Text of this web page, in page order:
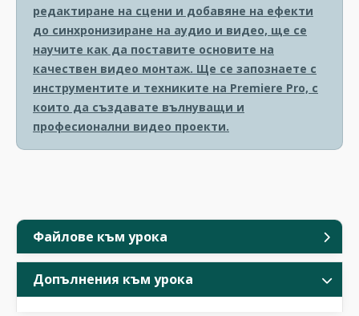
Файлове към урока
Допълнения към урока
редактиране на сцени и добавяне на ефекти
до синхронизиране на аудио и видео, ще се
научите как да поставите основите на
качествен видео монтаж. Ще се запознаете с
инструментите и техниките на Premiere Pro, с
които да създавате вълнуващи и
професионални видео проекти.